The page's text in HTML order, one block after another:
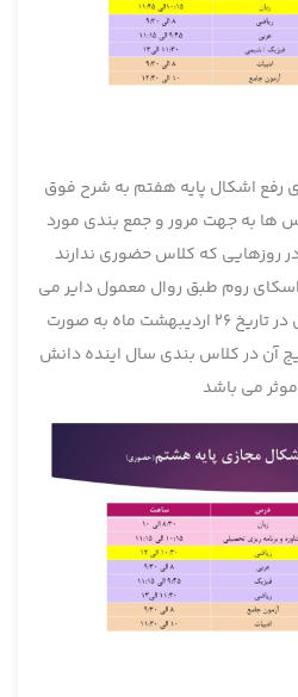
رفع اشکال پایه هفتم به شرح فوق
ها به جهت مرور و جمع بندی مورد
روزهایی که کلاس حضوری ندارند
روم طبق روال معمول دایر می
باشد/ آزمون جامع پایان سال در تاریخ 26 اردیبهشت ماه به صورت
آن در کلاس بندی سال اینده دانش
می باشد